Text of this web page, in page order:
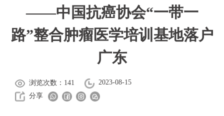
——中国抗癌协会“一带一
路”整合肿瘤医学培训基地落户
广东
浏览次数：141
2023-08-15
分享